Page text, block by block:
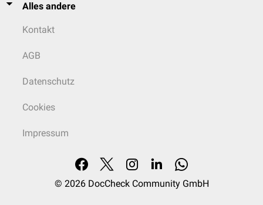
Alles andere
Kontakt
AGB
Datenschutz
Cookies
Impressum
© 2026 DocCheck Community GmbH